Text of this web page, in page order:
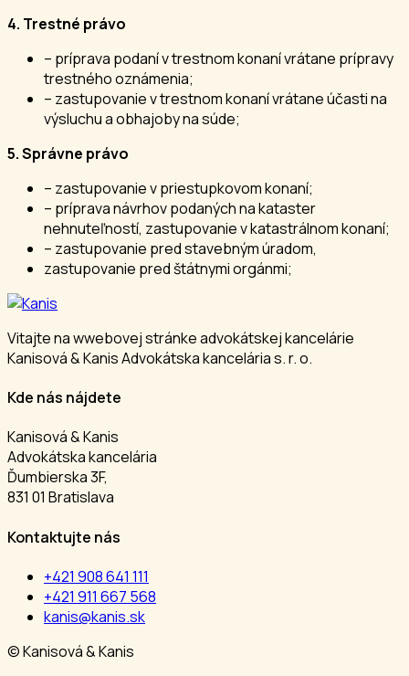
4. Trestné právo
– príprava podaní v trestnom konaní vrátane prípravy
trestného oznámenia;
– zastupovanie v trestnom konaní vrátane účasti na
výsluchu a obhajoby na súde;
5. Správne právo
– zastupovanie v priestupkovom konaní;
– príprava návrhov podaných na kataster
nehnuteľností, zastupovanie v katastrálnom konaní;
– zastupovanie pred stavebným úradom,
zastupovanie pred štátnymi orgánmi;
Vitajte na wwebovej stránke advokátskej kancelárie
Kanisová & Kanis Advokátska kancelária s. r. o.
Kde nás nájdete
Kanisová & Kanis
Advokátska kancelária
Ďumbierska 3F,
831 01 Bratislava
Kontaktujte nás
+421 908 641 111
+421 911 667 568
kanis@kanis.sk
© Kanisová & Kanis